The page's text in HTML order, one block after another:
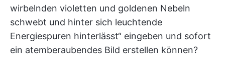
wirbelnden violetten und goldenen Nebeln
schwebt und hinter sich leuchtende
Energiespuren hinterlässt“ eingeben und sofort
ein atemberaubendes Bild erstellen können?